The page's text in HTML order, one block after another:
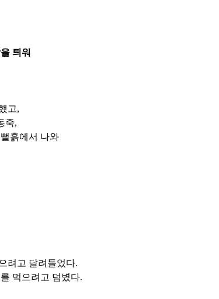
틔워
고,
죽,
흙에서 나와
려고 달려들었다.
먹으려고 덤볐다.